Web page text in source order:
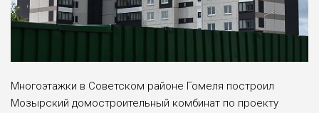
Многоэтажки в Советском районе Гомеля построил
Мозырский домостроительный комбинат по проекту